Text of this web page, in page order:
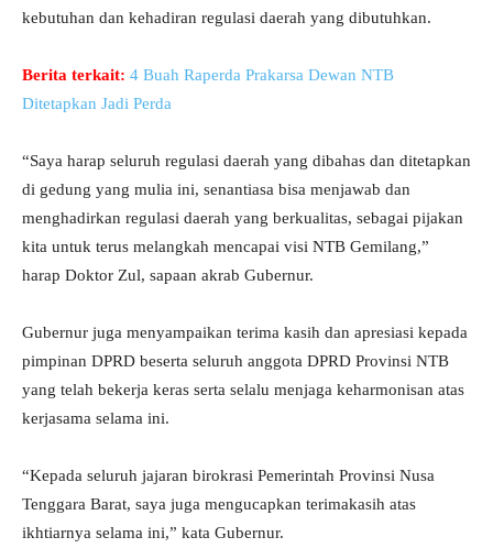
kebutuhan dan kehadiran regulasi daerah yang dibutuhkan.
Berita terkait: 4 Buah Raperda Prakarsa Dewan NTB
Ditetapkan Jadi Perda
“Saya harap seluruh regulasi daerah yang dibahas dan ditetapkan
di gedung yang mulia ini, senantiasa bisa menjawab dan
menghadirkan regulasi daerah yang berkualitas, sebagai pijakan
kita untuk terus melangkah mencapai visi NTB Gemilang,”
harap Doktor Zul, sapaan akrab Gubernur.
Gubernur juga menyampaikan terima kasih dan apresiasi kepada
pimpinan DPRD beserta seluruh anggota DPRD Provinsi NTB
yang telah bekerja keras serta selalu menjaga keharmonisan atas
kerjasama selama ini.
“Kepada seluruh jajaran birokrasi Pemerintah Provinsi Nusa
Tenggara Barat, saya juga mengucapkan terimakasih atas
ikhtiarnya selama ini,” kata Gubernur.